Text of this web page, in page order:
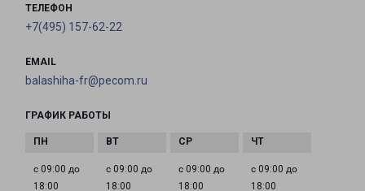
ТЕЛЕФОН
+7(495) 157-62-22
EMAIL
balashiha-fr@pecom.ru
ГРАФИК РАБОТЫ
с 09:00 до
18:00
с 09:00 до
18:00
с 09:00 до
18:00
с 09:00 до
18:00